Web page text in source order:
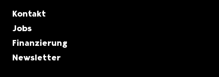
Metanavigation
Kontakt
Jobs
Finanzierung
Newsletter